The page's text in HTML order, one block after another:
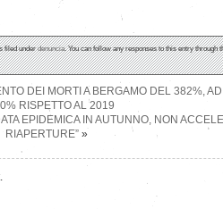
filed underdenuncia. You can follow any responses to this entry through
DEI MORTI A BERGAMO DEL 382%,
RISPETTO AL 2019
EPIDEMICA IN AUTUNNO, NON
RIAPERTURE” »